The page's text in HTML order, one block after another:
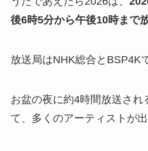
後6時5分から午後10時まで
放送局はNHK総合とBSP4K
お盆の夜に約4時間放送され
て、多くのアーティストが出